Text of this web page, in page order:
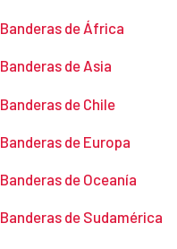
Banderas de África
Banderas de Asia
Banderas de Chile
Banderas de Europa
Banderas de Oceanía
Banderas de Sudamérica